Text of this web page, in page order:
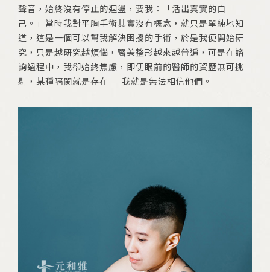
聲音，始終沒有停止的迴盪，要我：「活出真實的自
己。」當時我對平胸手術其實沒有概念，就只是單純地知
道，這是一個可以幫我解決困擾的手術，於是我便開始研
究，只是越研究越煩惱，醫美整形越來越普遍，可是在諮
詢過程中，我卻始終焦慮，即便眼前的醫師的資歷無可挑
剔，某種隔閡就是存在──我就是無法相信他們。